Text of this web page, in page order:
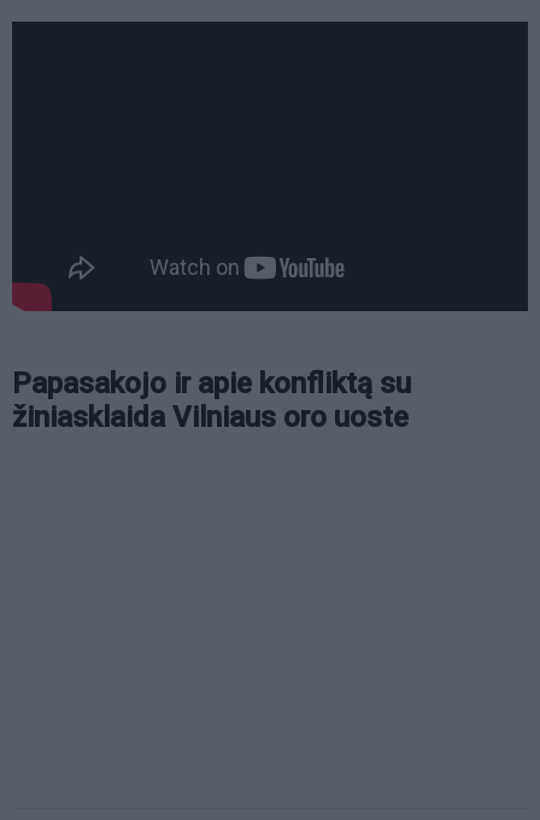
Papasakojo ir apie konfliktą su
žiniasklaida Vilniaus oro uoste